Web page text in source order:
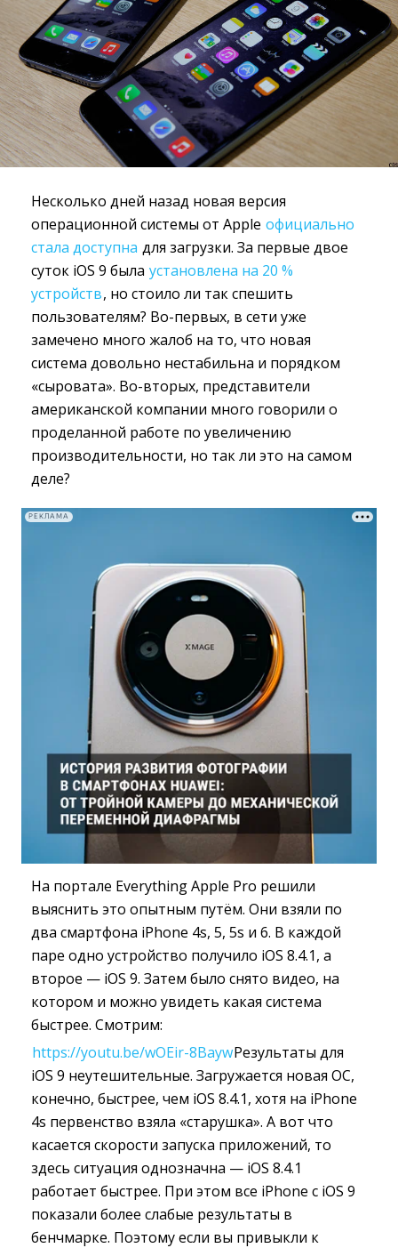
Несколько дней назад новая версия
операционной системы от Apple официально
стала доступна для загрузки. За первые двое
суток iOS 9 была установлена на 20 %
устройств, но стоило ли так спешить
пользователям? Во-первых, в сети уже
замечено много жалоб на то, что новая
система довольно нестабильна и порядком
«сыровата». Во-вторых, представители
американской компании много говорили о
проделанной работе по увеличению
производительности, но так ли это на самом
деле?
РЕКЛАМА
На портале Everything Apple Pro решили
выяснить это опытным путём. Они взяли по
два смартфона iPhone 4s, 5, 5s и 6. В каждой
паре одно устройство получило iOS 8.4.1, а
второе — iOS 9. Затем было снято видео, на
котором и можно увидеть какая система
быстрее. Смотрим:
https://youtu.be/wOEir-8BaywРезультаты для
iOS 9 неутешительные. Загружается новая ОС,
конечно, быстрее, чем iOS 8.4.1, хотя на iPhone
4s первенство взяла «старушка». А вот что
касается скорости запуска приложений, то
здесь ситуация однозначна — iOS 8.4.1
работает быстрее. При этом все iPhone с iOS 9
показали более слабые результаты в
бенчмарке. Поэтому если вы привыкли к